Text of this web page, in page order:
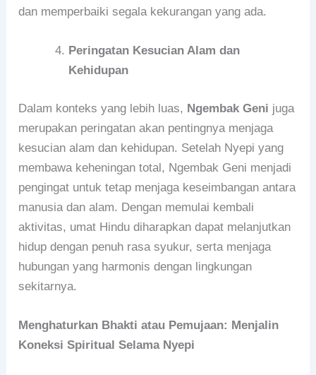
dan memperbaiki segala kekurangan yang ada.
Peringatan Kesucian Alam dan
Kehidupan
Dalam konteks yang lebih luas, Ngembak Geni juga
merupakan peringatan akan pentingnya menjaga
kesucian alam dan kehidupan. Setelah Nyepi yang
membawa keheningan total, Ngembak Geni menjadi
pengingat untuk tetap menjaga keseimbangan antara
manusia dan alam. Dengan memulai kembali
aktivitas, umat Hindu diharapkan dapat melanjutkan
hidup dengan penuh rasa syukur, serta menjaga
hubungan yang harmonis dengan lingkungan
sekitarnya.
Menghaturkan Bhakti atau Pemujaan: Menjalin
Koneksi Spiritual Selama Nyepi